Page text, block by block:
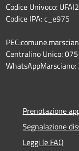
Codice Univoco:
Codice IPA: c_e975
Centralino Unico:
Prenotazione
Segnalazione
Leggi le FAQ